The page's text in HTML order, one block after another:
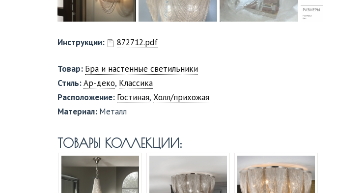
Инструкции: 872712.pdf
Товар: Бра и настенные светильники
Стиль:Ар-деко, Классика
Расположение: Гостиная, Холл/прихожая
Материал: Металл
ТОВАРЫ КОЛЛЕКЦИИ: